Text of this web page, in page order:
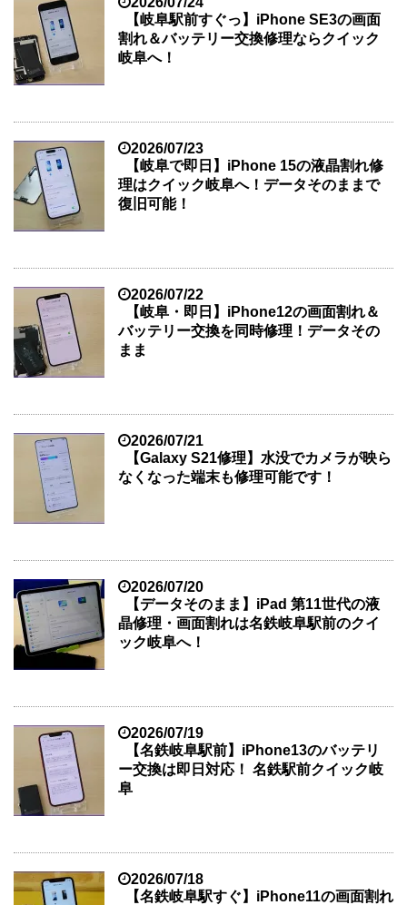
【岐阜駅前すぐっ】iPhone SE3の画面
割れ＆バッテリー交換修理ならクイック
岐阜へ！
2026/07/23
【岐阜で即日】iPhone 15の液晶割れ修
理はクイック岐阜へ！データそのままで
復旧可能！
2026/07/22
【岐阜・即日】iPhone12の画面割れ＆
バッテリー交換を同時修理！データその
まま
2026/07/21
【Galaxy S21修理】水没でカメラが映ら
なくなった端末も修理可能です！
2026/07/20
【データそのまま】iPad 第11世代の液
晶修理・画面割れは名鉄岐阜駅前のクイ
ック岐阜へ！
2026/07/19
【名鉄岐阜駅前】iPhone13のバッテリ
ー交換は即日対応！ 名鉄駅前クイック岐
阜
2026/07/18
【名鉄岐阜駅すぐ】iPhone11の画面割れ